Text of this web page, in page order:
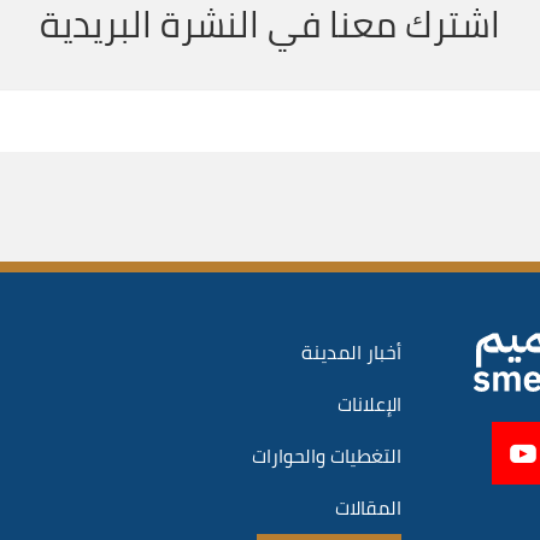
اشترك معنا في النشرة البريدية
أخبار المدينة
الإعلانات
التغطيات والحوارات
المقالات